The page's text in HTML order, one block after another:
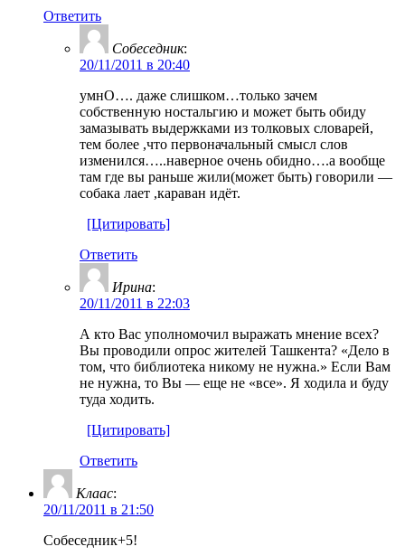
Ответить
Собеседник:
20/11/2011 в 20:40
умнО…. даже слишком…только зачем
собственную ностальгию и может быть обиду
замазывать выдержками из толковых словарей,
тем более ,что первоначальный смысл слов
изменился…..наверное очень обидно….а вообще
там где вы раньше жили(может быть) говорили —
собака лает ,караван идёт.
[Цитировать]
Ответить
Ирина:
20/11/2011 в 22:03
А кто Вас уполномочил выражать мнение всех?
Вы проводили опрос жителей Ташкента? «Дело в
том, что библиотека никому не нужна.» Если Вам
не нужна, то Вы — еще не «все». Я ходила и буду
туда ходить.
[Цитировать]
Ответить
Клаас:
20/11/2011 в 21:50
Собеседник+5!